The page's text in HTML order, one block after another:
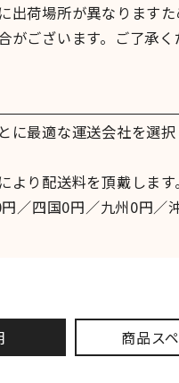
商品ス
出荷場所が異なります
がございます。ご了承く
に最適な運送会社を選
より配送料を頂戴しま
／四国0円／九州0円／